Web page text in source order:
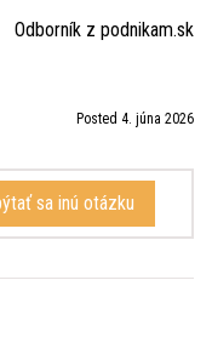
Odborník z podnikam.sk
Posted 4. júna 2026
sa inú otázku